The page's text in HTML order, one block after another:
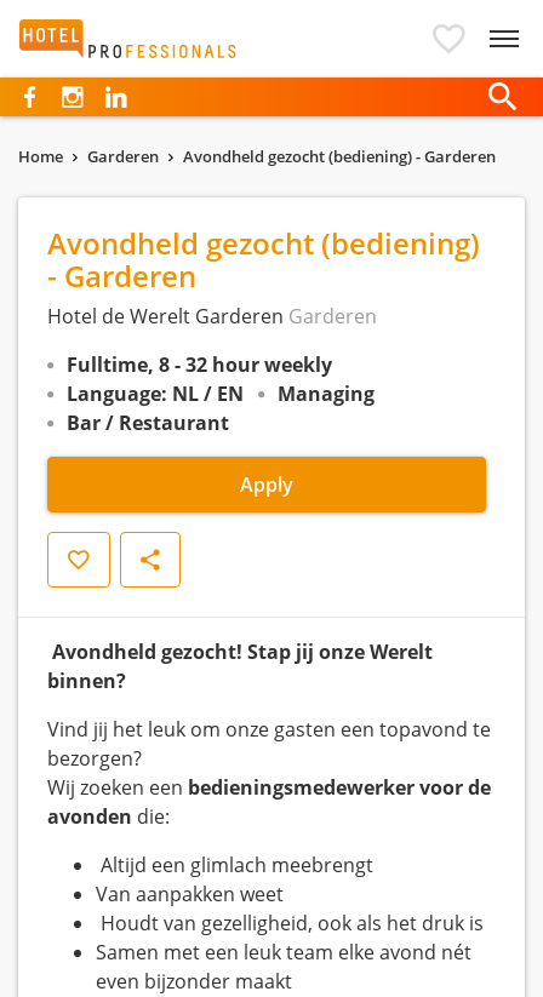
Hotelprofessionals
Home Garderen Avondheld gezocht (bediening) - Garderen
Avondheld gezocht (bediening)
- Garderen
Hotel de Werelt Garderen Garderen
Fulltime, 8 - 32 hour weekly
Language: NL / EN
Managing
Bar / Restaurant
Apply
Save Share
Avondheld gezocht! Stap jij onze Werelt
binnen?
Vind jij het leuk om onze gasten een topavond te
bezorgen?
Wij zoeken een bedieningsmedewerker voor de
avonden die:
Altijd een glimlach meebrengt
Van aanpakken weet
Houdt van gezelligheid, ook als het druk is
Samen met een leuk team elke avond nét
even bijzonder maakt